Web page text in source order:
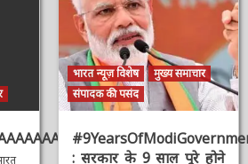
भारत न्यूज़ विशेष
मुख्य समाचार
संपादक की पसंद